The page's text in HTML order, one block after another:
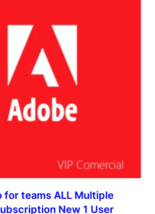
for teams ALL Multiple
New 1 User